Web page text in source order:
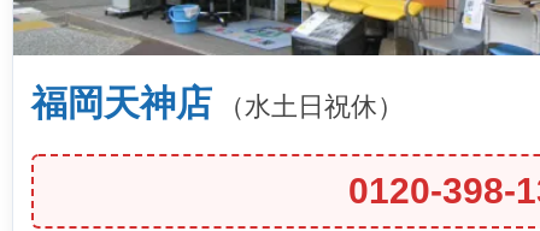
福岡天神店 （水土日祝休）
0120-398-